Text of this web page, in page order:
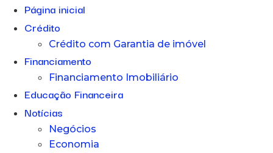
Página inicial
Crédito
Crédito com Garantia de imóvel
Financiamento
Financiamento Imobiliário
Educação Financeira
Notícias
Negócios
Economia